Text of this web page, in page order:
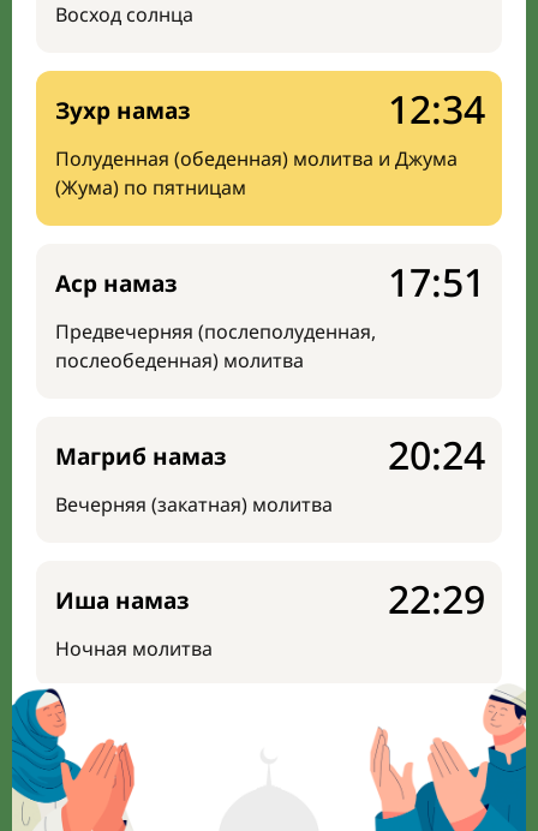
Восход солнца
Зухр намаз
Полуденная (обеденная) молитва и Джума
(Жума) по пятницам
12:34
Аср намаз
Предвечерняя (послеполуденная,
послеобеденная) молитва
17:51
Магриб намаз
Вечерняя (закатная) молитва
20:24
Иша намаз
Ночная молитва
22:29